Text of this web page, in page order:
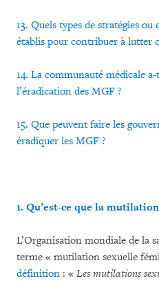
13. Quels types de stratégies
établis pour contribuer à lutter
14. La communauté médicale
l’éradication des MGF ?
15. Que peuvent faire les
éradiquer les MGF ?
1. Qu’est-ce que la
L’Organisation mondiale de la
terme « mutilation sexuelle
définition : « Les mutilations